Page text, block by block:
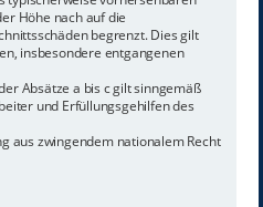
Höhe nach auf die
begrenzt. Dies gilt
insbesondere entgangenen
Absätze a bis c gilt sinngemäß
und Erfüllungsgehilfen des
aus zwingendem nationalem Recht